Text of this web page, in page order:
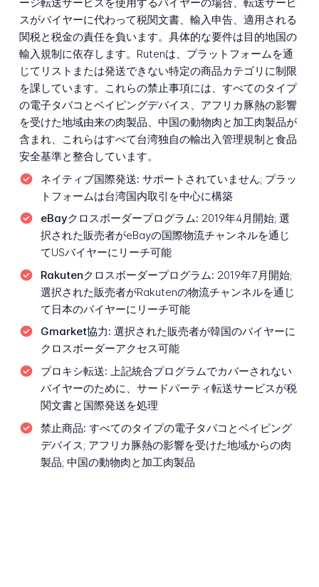
スがバイヤーに代わって税関文書、輸入申告、適用される
関税と税金の責任を負います。具体的な要件は目的地国の
輸入規制に依存します。Rutenは、プラットフォームを通
じてリストまたは発送できない特定の商品カテゴリに制限
を課しています。これらの禁止事項には、すべてのタイプ
の電子タバコとベイピングデバイス、アフリカ豚熱の影響
を受けた地域由来の肉製品、中国の動物肉と加工肉製品が
含まれ、これらはすべて台湾独自の輸出入管理規制と食品
安全基準と整合しています。
ネイティブ国際発送: サポートされていません; プラッ
トフォームは台湾国内取引を中心に構築
eBayクロスボーダープログラム: 2019年4月開始; 選
択された販売者がeBayの国際物流チャンネルを通じ
てUSバイヤーにリーチ可能
Rakutenクロスボーダープログラム: 2019年7月開始;
選択された販売者がRakutenの物流チャンネルを通じ
て日本のバイヤーにリーチ可能
Gmarket協力: 選択された販売者が韓国のバイヤーに
クロスボーダーアクセス可能
プロキシ転送: 上記統合プログラムでカバーされない
バイヤーのために、サードパーティ転送サービスが税
関文書と国際発送を処理
禁止商品: すべてのタイプの電子タバコとベイピング
デバイス; アフリカ豚熱の影響を受けた地域からの肉
製品; 中国の動物肉と加工肉製品